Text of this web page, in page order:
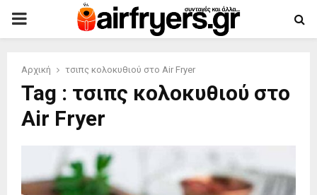
PRIMARY
Αρχική τσιπς κολοκυθιού στο Air Fryer
Tag : τσιπς κολοκυθιού στο
Air Fryer